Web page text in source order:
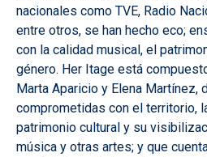
nacionales como TVE, Radio
entre otros, se han hecho eco;
con la calidad musical, el
género. Her Itage está
Marta Aparicio y Elena Martínez,
comprometidas con el territorio,
patrimonio cultural y su
música y otras artes; y que